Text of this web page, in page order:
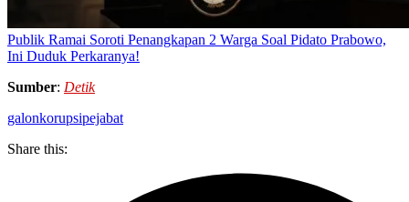
Publik Ramai Soroti Penangkapan 2 Warga Soal Pidato Prabowo,
Ini Duduk Perkaranya!
Sumber: Detik
galonkorupsipejabat
Share this: